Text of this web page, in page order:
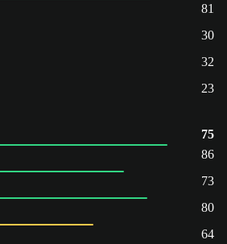
81
30
32
23
75
86
73
80
64